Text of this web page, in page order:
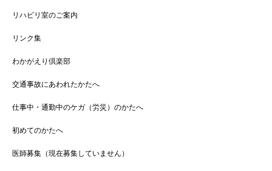
リハビリ室のご案内
リンク集
わかがえり倶楽部
交通事故にあわれたかたへ
仕事中・通勤中のケガ（労災）のかたへ
初めてのかたへ
医師募集（現在募集していません）